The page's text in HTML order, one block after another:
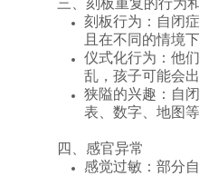
三、刻板重复的行为
刻板行为： 自闭
且在不同的情境
仪式化行为： 他
乱，孩子可能会
狭隘的兴趣： 自
表、数字、地图
四、感官异常
感觉过敏： 部分